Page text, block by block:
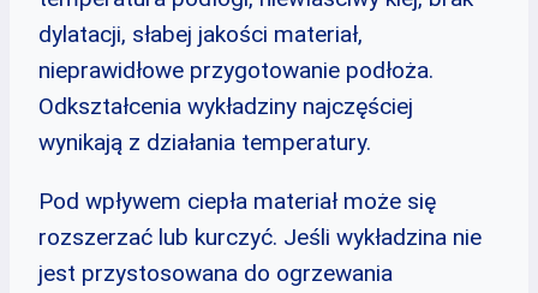
dylatacji, słabej jakości materiał,
nieprawidłowe przygotowanie podłoża.
Odkształcenia wykładziny najczęściej
wynikają z działania temperatury.
Pod wpływem ciepła materiał może się
rozszerzać lub kurczyć. Jeśli wykładzina nie
jest przystosowana do ogrzewania